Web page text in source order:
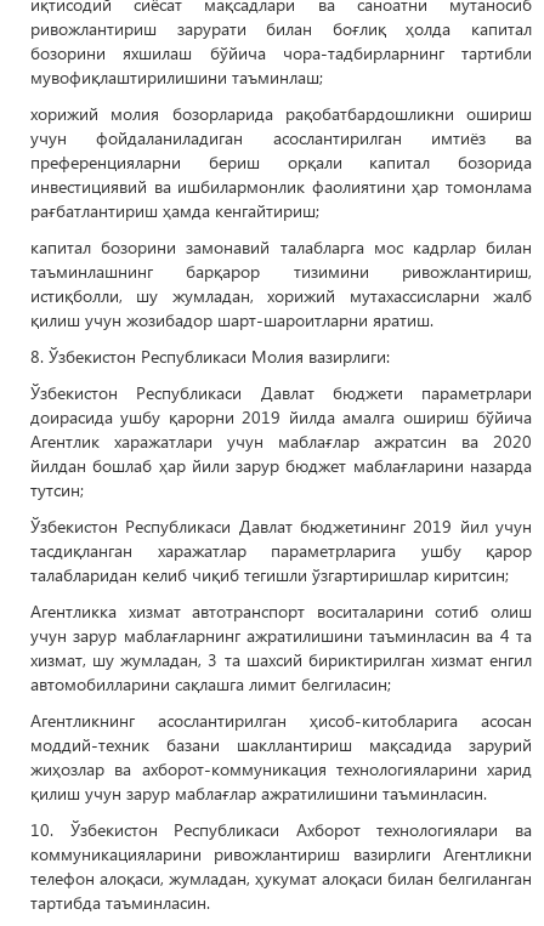
ривожлантириш зарурати билан боғлиқ ҳолда капитал
бозорини яхшилаш бўйича чора-тадбирларнинг тартибли
мувофиқлаштирилишини таъминлаш;
хорижий молия бозорларида рақобатбардошликни ошириш
учун фойдаланиладиган асослантирилган имтиёз ва
преференцияларни бериш орқали капитал бозорида
инвестициявий ва ишбилармонлик фаолиятини ҳар томонлама
рағбатлантириш ҳамда кенгайтириш;
капитал бозорини замонавий талабларга мос кадрлар билан
таъминлашнинг барқарор тизимини ривожлантириш,
истиқболли, шу жумладан, хорижий мутахассисларни жалб
қилиш учун жозибадор шарт-шароитларни яратиш.
8. Ўзбекистон Республикаси Молия вазирлиги:
Ўзбекистон Республикаси Давлат бюджети параметрлари
доирасида ушбу қарорни 2019 йилда амалга ошириш бўйича
Агентлик харажатлари учун маблағлар ажратсин ва 2020
йилдан бошлаб ҳар йили зарур бюджет маблағларини назарда
тутсин;
Ўзбекистон Республикаси Давлат бюджетининг 2019 йил учун
тасдиқланган харажатлар параметрларига ушбу қарор
талабларидан келиб чиқиб тегишли ўзгартиришлар киритсин;
Агентликка хизмат автотранспорт воситаларини сотиб олиш
учун зарур маблағларнинг ажратилишини таъминласин ва 4 та
хизмат, шу жумладан, 3 та шахсий бириктирилган хизмат енгил
автомобилларини сақлашга лимит белгиласин;
Агентликнинг асослантирилган ҳисоб-китобларига асосан
моддий-техник базани шакллантириш мақсадида зарурий
жиҳозлар ва ахборот-коммуникация технологияларини харид
қилиш учун зарур маблағлар ажратилишини таъминласин.
10. Ўзбекистон Республикаси Ахборот технологиялари ва
коммуникацияларини ривожлантириш вазирлиги Агентликни
телефон алоқаси, жумладан, ҳукумат алоқаси билан белгиланган
тартибда таъминласин.